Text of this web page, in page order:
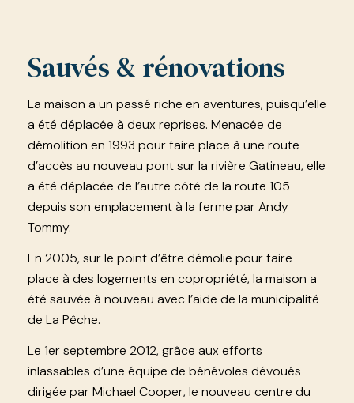
Sauvés & rénovations
La maison a un passé riche en aventures, puisqu’elle
a été déplacée à deux reprises. Menacée de
démolition en 1993 pour faire place à une route
d’accès au nouveau pont sur la rivière Gatineau, elle
a été déplacée de l’autre côté de la route 105
depuis son emplacement à la ferme par Andy
Tommy.
En 2005, sur le point d’être démolie pour faire
place à des logements en copropriété, la maison a
été sauvée à nouveau avec l’aide de la municipalité
de La Pêche.
Le 1er septembre 2012, grâce aux efforts
inlassables d’une équipe de bénévoles dévoués
dirigée par Michael Cooper, le nouveau centre du